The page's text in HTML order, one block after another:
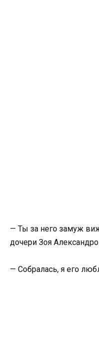
— Ты за него замуж
дочери Зоя
— Собралась, я его